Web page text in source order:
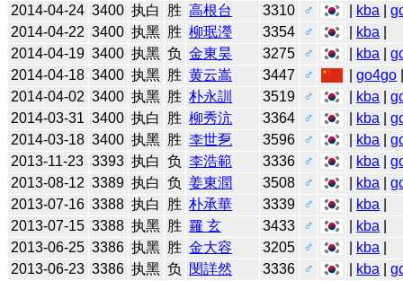
2014-04-24 3400 执白 胜 高根台 3310 ♂ kba |
2014-04-22 3400 执黑 胜 柳珉瀅 3354 ♂ kba
2014-04-19 3400 执黑 负 金東昊 3275 ♂ kba |
2014-04-18 3400 执黑 胜 黄云嵩 3447 ♂ |go4go
2014-04-02 3400 执黑 胜 朴永訓 3519 ♂ kba |
2014-03-31 3400 执白 胜 柳秀沆 3364 ♂ kba |
2014-03-18 3400 执黑 胜 李世乭 3596 ♂ kba |
2013-11-23 3393 执白 负 李浩範 3336 ♂ kba |
2013-08-12 3389 执白 负 姜東潤 3508 ♂ kba |
2013-07-16 3388 执白 胜 朴承華 3339 ♂ kba
2013-07-15 3388 执黑 胜 羅 玄 3433 ♂ kba
2013-06-25 3386 执黑 胜 金大容 3205 ♂ kba
2013-06-23 3386 执黑 负 閔詳然 3336 ♂ kba |